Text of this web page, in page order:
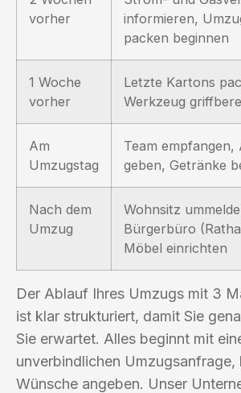
vorher
informieren,
packen beginnen
1 Woche
vorher
Letzte Kartons
Werkzeug
Am
Umzugstag
Team empfangen,
geben, Getränke
Nach dem
Umzug
Wohnsitz
Bürgerbüro
Möbel einrichten
Der Ablauf Ihres Umzugs mit 3
ist klar strukturiert, damit Sie
Sie erwartet. Alles beginnt mit
unverbindlichen Umzugsanfrage,
Wünsche angeben. Unser